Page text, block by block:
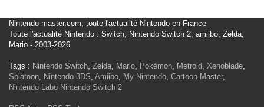
Nintendo-master.com, toute l'actualité Nintendo en France
Toute l'actualité Nintendo : Switch, Nintendo Switch 2, amiibo, Zelda,
Mario - 2003-2026
Tags : Nintendo Switch, Zelda, Mario, Pokémon, Metroid, Xenoblade,
Splatoon, Nintendo 3DS, Amiibo, My Nintendo, Cartoon Master,
Nintendo Labo Nintendo Switch 2